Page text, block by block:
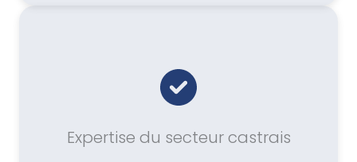
Expertise du secteur castrais